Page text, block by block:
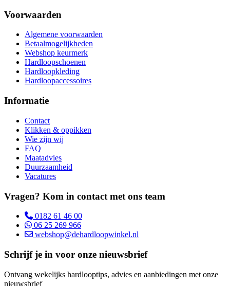
Voorwaarden
Algemene voorwaarden
Betaalmogelijkheden
Webshop keurmerk
Hardloopschoenen
Hardloopkleding
Hardloopaccessoires
Informatie
Contact
Klikken & oppikken
Wie zijn wij
FAQ
Maatadvies
Duurzaamheid
Vacatures
Vragen? Kom in contact met ons team
0182 61 46 00
06 25 269 966
webshop@dehardloopwinkel.nl
Schrijf je in voor onze nieuwsbrief
Ontvang wekelijks hardlooptips, advies en aanbiedingen met onze
nieuwsbrief